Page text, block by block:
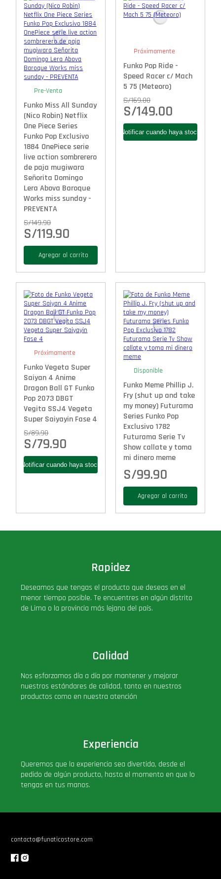
Pre-Venta
Funko Miss All Sunday
(Nico Robin) Netflix
One Piece Series
Funko Pop Exclusivo
1884 OnePiece serie
live action sombrerero
de paja mugiwara
Señorita Domingo
Lera Abova Baroque
Works miss sunday -
PREVENTA
S/149.90
S/119.90
Agregar al carrito
Próximamente
Funko Pop Ride -
Speed Racer c/ Mach
5 75 (Meteoro)
S/169.00
S/149.00
Próximamente
Funko Vegeta Super
Saiyan 4 Anime
Dragon Ball GT Funko
Pop 2073 DBGT
Vegita SSJ4 Vegeta
Super Saiyayin Fase 4
S/89.90
S/79.90
Disponible
Funko Meme Phillip J.
Fry (shut up and take
my money) Futurama
Series Funko Pop
Exclusivo 1782
Futurama Serie Tv
Show callate y toma
mi dinero meme
S/99.90
Agregar al carrito
Rapidez
Deseamos que tengas el producto que deseas en el
menor tiempo posible. Te encuentres en algún distrito
de Lima o la provincia más lejana del país.
Calidad
Nos esforzamos día a día por mantener y mejorar
nuestros estándares de calidad, tanto en nuestros
productos como en nuestra atención
Experiencia
Queremos que la experiencia sea divertida, desde el
pedido de algún producto, hasta el momento en que lo
tengas en tus manos.
contacto@funaticostore.com